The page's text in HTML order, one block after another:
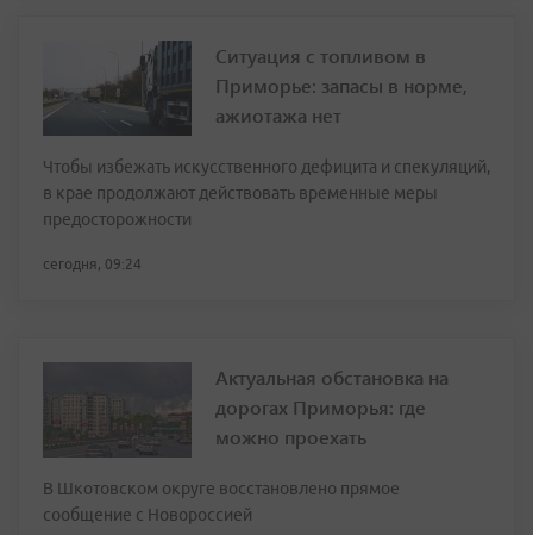
Ситуация с топливом в
Приморье: запасы в норме,
ажиотажа нет
Чтобы избежать искусственного дефицита и спекуляций,
в крае продолжают действовать временные меры
предосторожности
сегодня, 09:24
Актуальная обстановка на
дорогах Приморья: где
можно проехать
В Шкотовском округе восстановлено прямое
сообщение с Новороссией